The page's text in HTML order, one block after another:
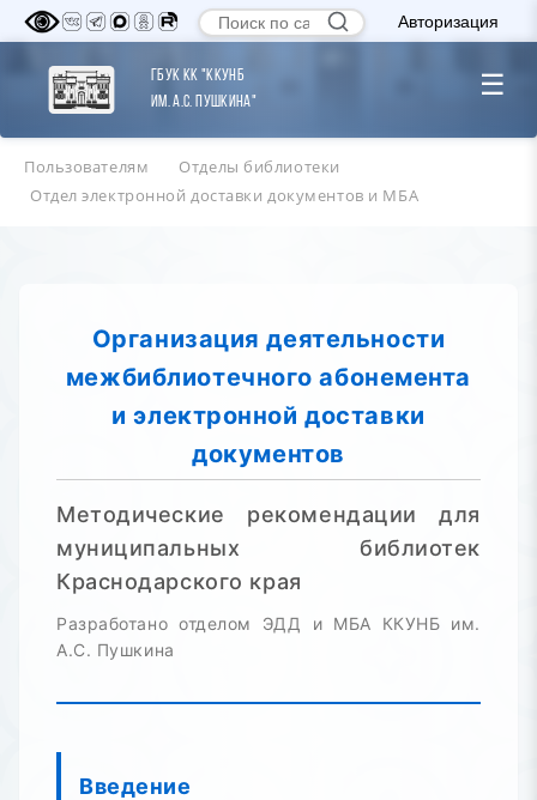
Авторизация
ГБУК КК "ККУНБ
им. А.С. Пушкина"
☰
Пользователям
Отделы библиотеки
Отдел электронной доставки документов и МБА
Организация деятельности
межбиблиотечного абонемента
и электронной доставки
документов
Методические рекомендации для
муниципальных библиотек
Краснодарского края
Разработано отделом ЭДД и МБА ККУНБ им.
А.С. Пушкина
Введение